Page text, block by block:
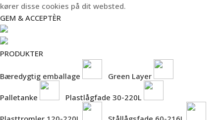
kører disse cookies på dit websted.
GEM & ACCEPTÈR
PRODUKTER
Bæredygtig emballage Green Layer
Palletanke Plastlågfade 30-220L